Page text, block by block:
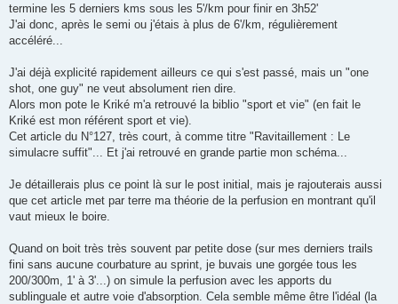
termine les 5 derniers kms sous les 5'/km pour finir en 3h52'
J'ai donc, après le semi ou j'étais à plus de 6'/km, régulièrement
accéléré...
J'ai déjà explicité rapidement ailleurs ce qui s'est passé, mais un "one
shot, one guy" ne veut absolument rien dire.
Alors mon pote le Kriké m'a retrouvé la biblio "sport et vie" (en fait le
Kriké est mon référent sport et vie).
Cet article du N°127, très court, à comme titre "Ravitaillement : Le
simulacre suffit"... Et j'ai retrouvé en grande partie mon schéma...
Je détaillerais plus ce point là sur le post initial, mais je rajouterais aussi
que cet article met par terre ma théorie de la perfusion en montrant qu'il
vaut mieux le boire.
Quand on boit très très souvent par petite dose (sur mes derniers trails
fini sans aucune courbature au sprint, je buvais une gorgée tous les
200/300m, 1' à 3'...) on simule la perfusion avec les apports du
sublinguale et autre voie d'absorption. Cela semble même être l'idéal (la